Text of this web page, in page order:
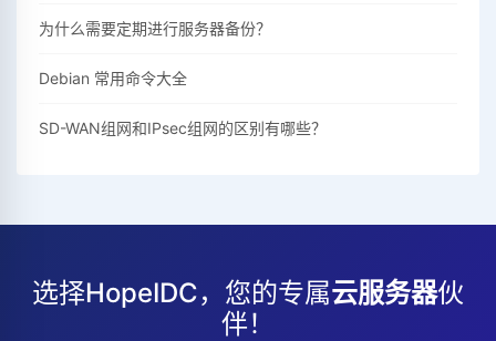
为什么需要定期进行服务器备份？
Debian 常用命令大全
SD-WAN组网和IPsec组网的区别有哪些？
选择HopeIDC，您的专属云服务器伙
伴！